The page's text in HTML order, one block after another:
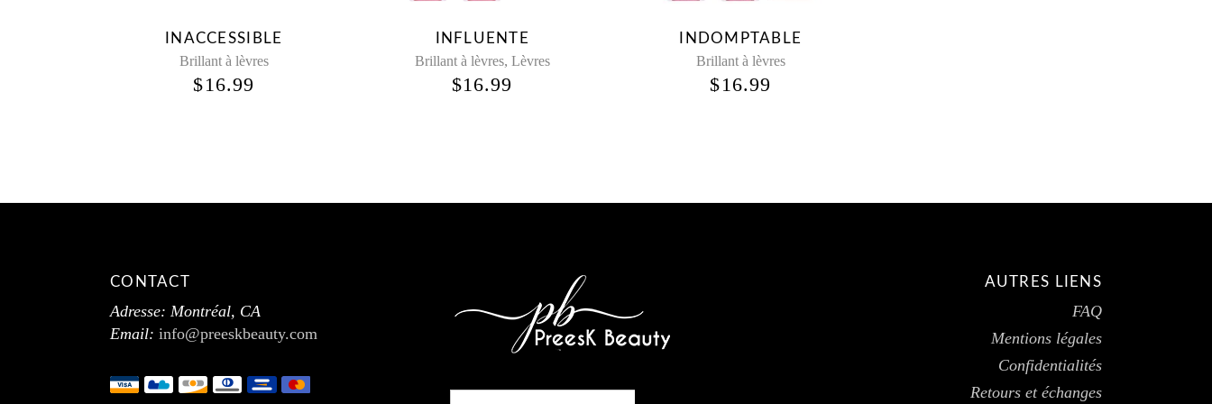
INACCESSIBLE
Brillant à lèvres
$16.99
INFLUENTE
Brillant à lèvres, Lèvres
$16.99
INDOMPTABLE
Brillant à lèvres
$16.99
CONTACT
Adresse: Montréal, CA
Email: info@preeskbeauty.com
AUTRES LIENS
FAQ
Mentions légales
Confidentialités
Retours et échanges